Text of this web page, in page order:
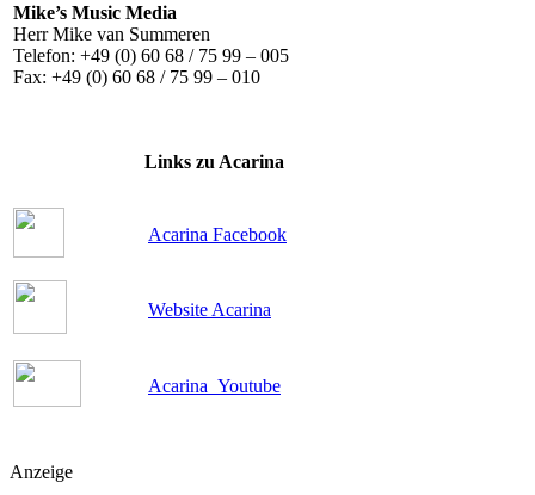
Mike’s Music Media
Herr Mike van Summeren
Telefon: +49 (0) 60 68 / 75 99 – 005
Fax: +49 (0) 60 68 / 75 99 – 010
Links zu Acarina
Acarina Facebook
Website Acarina
Acarina Youtube
Anzeige